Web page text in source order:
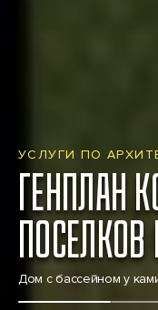
УСЛУГИ ПО
ГЕНПЛАН
Дом с бассейном у
УСЛУГИ ПО
ГЕНПЛАН
Akbulak Club